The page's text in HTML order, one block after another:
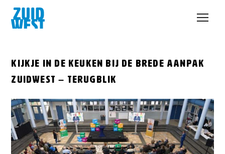
Open
Kijkje in de keuken bij de Brede aanpak
Zuidwest – terugblik